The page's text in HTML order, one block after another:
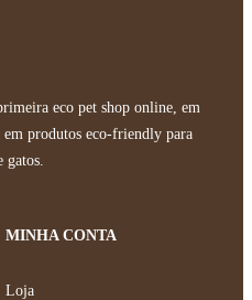
eco pet shop online, em
produtos eco-friendly para
gatos.
MINHA CONTA
Loja